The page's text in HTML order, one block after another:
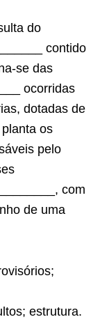
do
contido
se das
ocorridas
dotadas de
os
pelo
com
de uma
estrutura.